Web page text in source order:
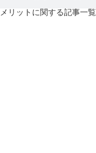
メリットに関する記事一覧